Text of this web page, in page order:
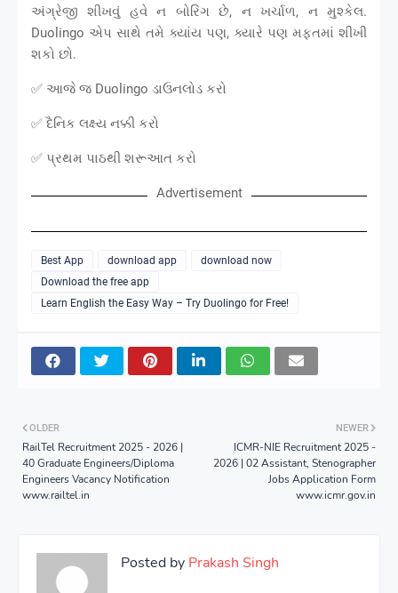
અંગ્રેજી શીખવું હવે ન બોરિંગ છે, ન ખર્ચાળ, ન મુશ્કેલ.
Duolingo એપ સાથે તમે ક્યાંય પણ, ક્યારે પણ મફતમાં શીખી
શકો છો.
✅ આજે જ Duolingo ડાઉનલોડ કરો
✅ દૈનિક લક્ષ્ય નક્કી કરો
✅ પ્રથમ પાઠથી શરૂઆત કરો
Advertisement
Best App download app
download now
Download the free app
Learn English the Easy Way – Try Duolingo for Free!
NEWER
ICMR-NIE Recruitment 2025 -
2026 | 02 Assistant, Stenographer
Jobs Application Form
www.icmr.gov.in
OLDER
RailTel Recruitment 2025 - 2026 |
40 Graduate Engineers/Diploma
Engineers Vacancy Notification
www.railtel.in
Posted by Prakash Singh